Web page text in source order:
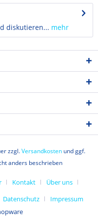
diskutieren... mehr
zzgl.Versandkosten und ggf.
anders beschrieben
Kontakt
Über uns
Datenschutz
Impressum